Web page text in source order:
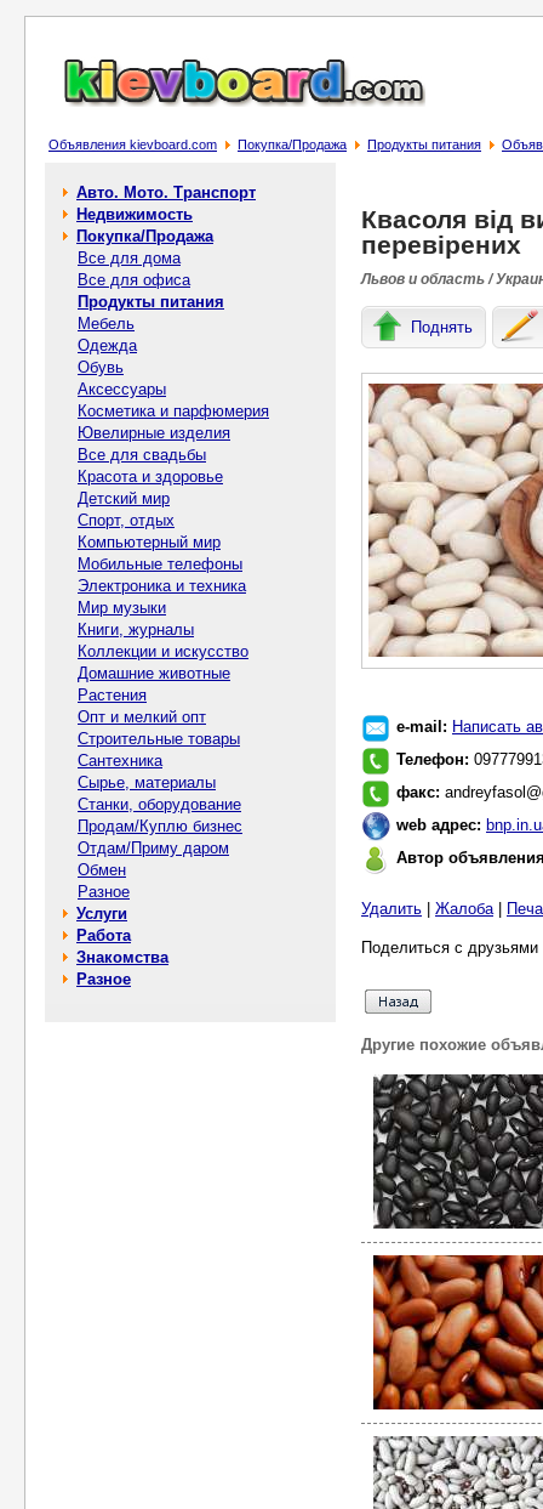
Объявления kievboard.com Покупка/Продажа Продукты питания
Авто. Мото. Транспорт
Недвижимость
Покупка/Продажа
Все для дома
Все для офиса
Продукты питания
Мебель
Одежда
Обувь
Аксессуары
Косметика и парфюмерия
Ювелирные изделия
Все для свадьбы
Красота и здоровье
Детский мир
Спорт, отдых
Компьютерный мир
Мобильные телефоны
Электроника и техника
Мир музыки
Книги, журналы
Коллекции и искусство
Домашние животные
Растения
Опт и мелкий опт
Строительные товары
Сантехника
Сырье, материалы
Станки, оборудование
Продам/Куплю бизнес
Отдам/Приму даром
Обмен
Разное
Услуги
Работа
Знакомства
Разное
Квасоля від
перевірених
Львов и область /
Поднять
e-mail: Написать
Телефон:
факс:
web адрес:
Автор
Удалить Жалоба|
Поделиться с
Другие похожие